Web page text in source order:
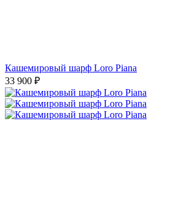
Кашемировый шарф Loro Piana
33 900 ₽